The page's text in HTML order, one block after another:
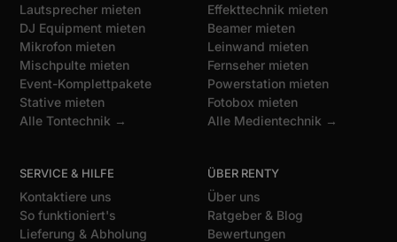
Lautsprecher mieten
DJ Equipment mieten
Mikrofon mieten
Mischpulte mieten
Event-Komplettpakete
Stative mieten
Alle Tontechnik →
Effekttechnik mieten
Beamer mieten
Leinwand mieten
Fernseher mieten
Powerstation mieten
Fotobox mieten
Alle Medientechnik →
SERVICE & HILFE
Kontaktiere uns
So funktioniert's
Lieferung & Abholung
ÜBER RENTY
Über uns
Ratgeber & Blog
Bewertungen